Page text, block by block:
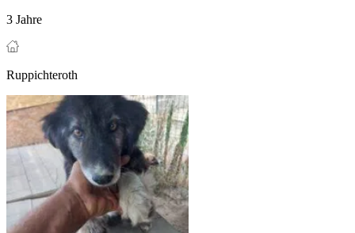
3 Jahre
Ruppichteroth